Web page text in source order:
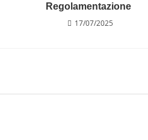
Regolamentazione
17/07/2025